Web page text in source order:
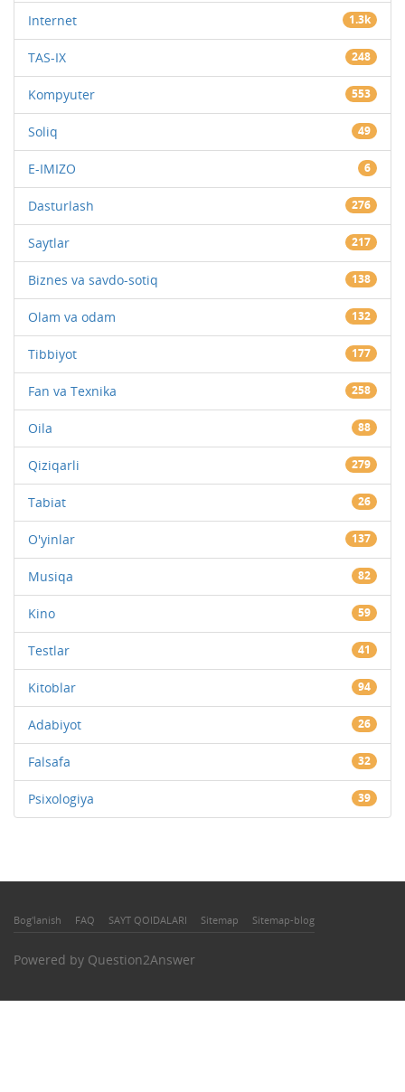
Internet 1.3k
TAS-IX 248
Kompyuter 553
Soliq 49
E-IMIZO 6
Dasturlash 276
Saytlar 217
Biznes va savdo-sotiq 138
Olam va odam 132
Tibbiyot 177
Fan va Texnika 258
Oila 88
Qiziqarli 279
Tabiat 26
O'yinlar 137
Musiqa 82
Kino 59
Testlar 41
Kitoblar 94
Adabiyot 26
Falsafa 32
Psixologiya 39
Bog'lanish FAQ SAYT QOIDALARI Sitemap Sitemap-blog
Powered by Question2Answer